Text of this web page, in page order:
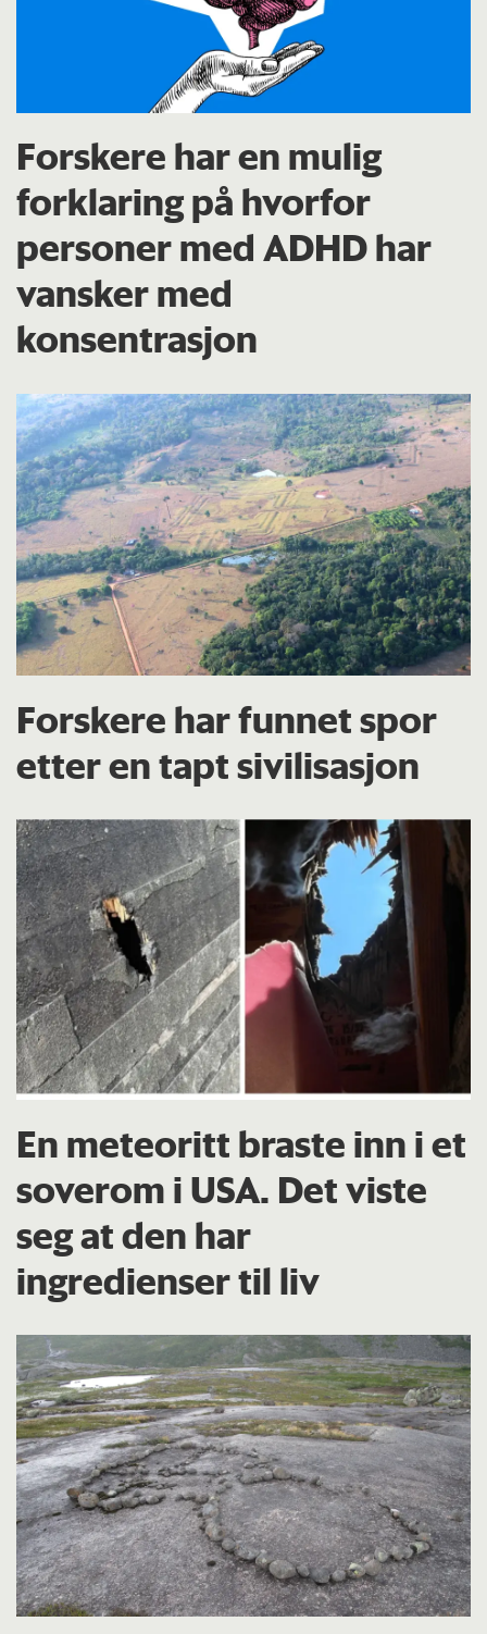
Forskere har en mulig
forklaring på hvorfor
personer med ADHD har
vansker med
konsentrasjon
Forskere har funnet spor
etter en tapt sivilisasjon
En meteoritt braste inn i et
soverom i USA. Det viste
seg at den har
ingredienser til liv